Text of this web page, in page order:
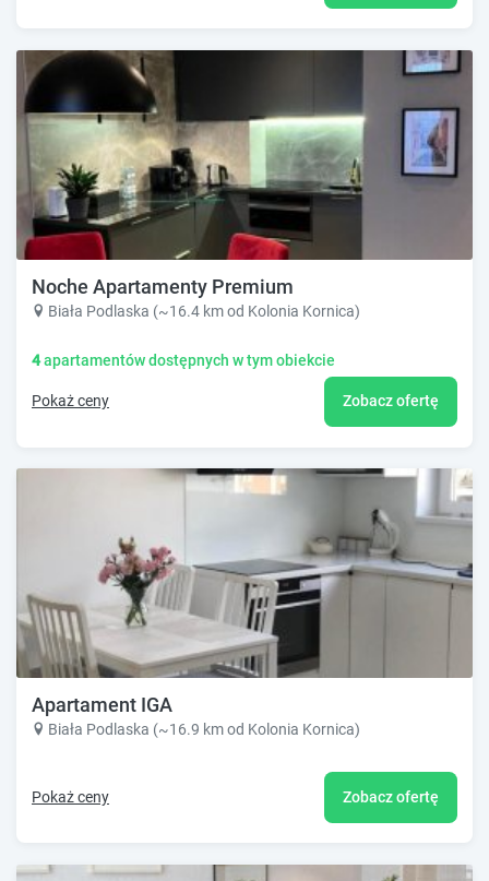
Noche Apartamenty Premium
Biała Podlaska (~16.4 km od Kolonia Kornica)
4apartamentów dostępnych w tym obiekcie
Pokaż ceny Zobacz ofertę
Apartament IGA
Biała Podlaska (~16.9 km od Kolonia Kornica)
Pokaż ceny Zobacz ofertę